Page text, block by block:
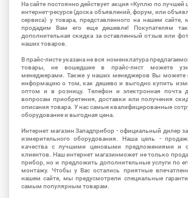
На сайте постоянно действует акция «Куплю по лучшей
интернет-ресурсе (доска объявлений, форум, или
сервиса) у товара, представленного на нашем
продадим Вам его еще дешевле! Покупателям
дополнительная скидка за оставленный отзыв или
наших товаров.
В прайс-листе указана не вся номенклатура
товары, не вошедшие в прайс-лист можете
менеджерами. Также у наших менеджеров Вы можете
информацию о том, как дешево и выгодно купить
оптом и в розницу. Телефон и электронная почта
вопросам приобретения, доставки или получения
описания товара. У нас самые квалифицированные
оборудование и выгодная цена.
Интернет магазин Западприбор - официальный дилер
измерительного оборудования. Наша цель -
качества с лучшими ценовыми предложениями и
клиентов. Наш интернет магазинможет не только
прибор, но и предложить дополнительные услуги по
монтажу. Чтобы у Вас остались приятные
нашем сайте, мы предусмотрели специальные
самым популярным товарам.